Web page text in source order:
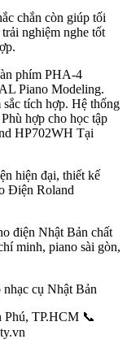
chắn còn giúp tối
nghiệm nghe tốt
phím PHA-4
Piano Modeling.
tích hợp. Hệ thống
hợp cho học tập
HP702WH Tại
hiện đại, thiết kế
Điện Roland
điện Nhật Bản chất
minh, piano sài gòn,
cụ Nhật Bản
Phú, TP.HCM 📞